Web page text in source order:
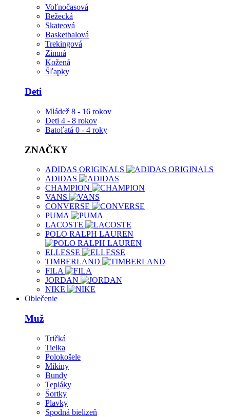
Voľnočasová
Bežecká
Skateová
Basketbalová
Trekingová
Zimná
Kožená
Šľapky
Deti
Mládež 8 - 16 rokov
Deti 4 - 8 rokov
Batoľatá 0 - 4 roky
ZNAČKY
ADIDAS ORIGINALS
ADIDAS
CHAMPION
VANS
CONVERSE
PUMA
LACOSTE
POLO RALPH LAUREN
ELLESSE
TIMBERLAND
FILA
JORDAN
NIKE
Oblečenie
Muž
Tričká
Tielka
Polokošele
Mikiny
Bundy
Tepláky
Šortky
Plavky
Spodná bielizeň